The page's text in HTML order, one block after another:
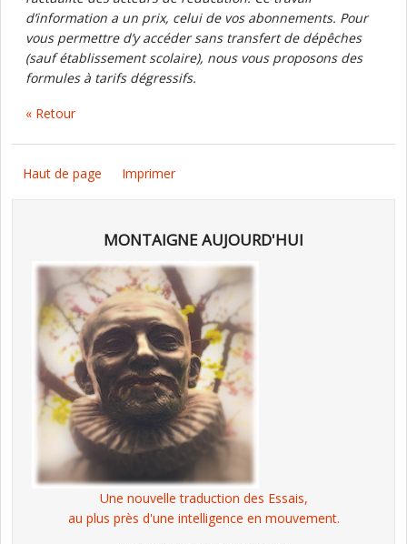
d’information a un prix, celui de vos abonnements. Pour
vous permettre d’y accéder sans transfert de dépêches
(sauf établissement scolaire), nous vous proposons des
formules à tarifs dégressifs.
« Retour
Haut de page Imprimer
MONTAIGNE AUJOURD'HUI
Une nouvelle traduction des Essais,
au plus près d'une intelligence en mouvement.